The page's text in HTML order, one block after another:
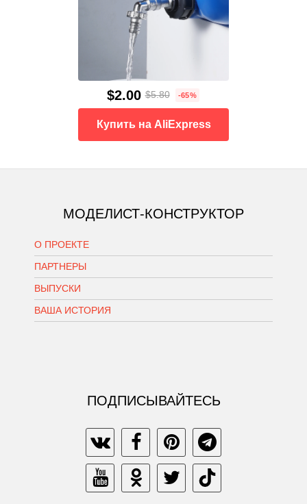
$2.00 $5.80 -65%
Купить на AliExpress
МОДЕЛИСТ-КОНСТРУКТОР
О ПРОЕКТЕ
ПАРТНЕРЫ
ВЫПУСКИ
ВАША ИСТОРИЯ
ПОДПИСЫВАЙТЕСЬ